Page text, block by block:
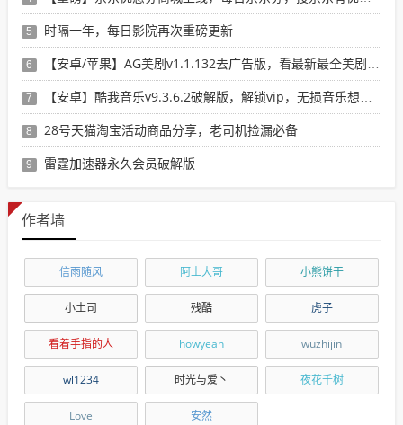
5 时隔一年，每日影院再次重磅更新
6 【安卓/苹果】AG美剧v1.1.132去广告版，看最新最全美剧选这个就行了！
7 【安卓】酷我音乐v9.3.6.2破解版，解锁vip，无损音乐想下就下！
8 28号天猫淘宝活动商品分享，老司机捡漏必备
9 雷霆加速器永久会员破解版
作者墙
信雨随风 阿土大哥 小熊饼干
小土司 残酷 虎子
看着手指的人 howyeah wuzhijin
wl1234 时光与爱丶 夜花千树
Love 安然